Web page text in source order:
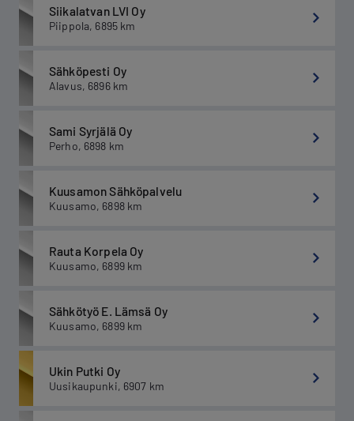
Siikalatvan LVI Oy
Piippola, 6895 km
Sähköpesti Oy
Alavus, 6896 km
Sami Syrjälä Oy
Perho, 6898 km
Kuusamon Sähköpalvelu
Kuusamo, 6898 km
Rauta Korpela Oy
Kuusamo, 6899 km
Sähkötyö E. Lämsä Oy
Kuusamo, 6899 km
Ukin Putki Oy
Uusikaupunki, 6907 km